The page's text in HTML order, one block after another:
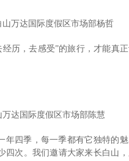
万达国际度假区市场部杨哲
经历，去感受”的旅行，才能真
达国际度假区市场部陈慧
年四季，每一季都有它独特的
四次。我们邀请大家来长白山